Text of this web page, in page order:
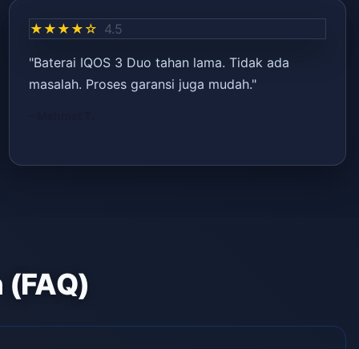
★★★★☆ 4.5
"Baterai IQOS 3 Duo tahan lama. Tidak ada
masalah. Proses garansi juga mudah."